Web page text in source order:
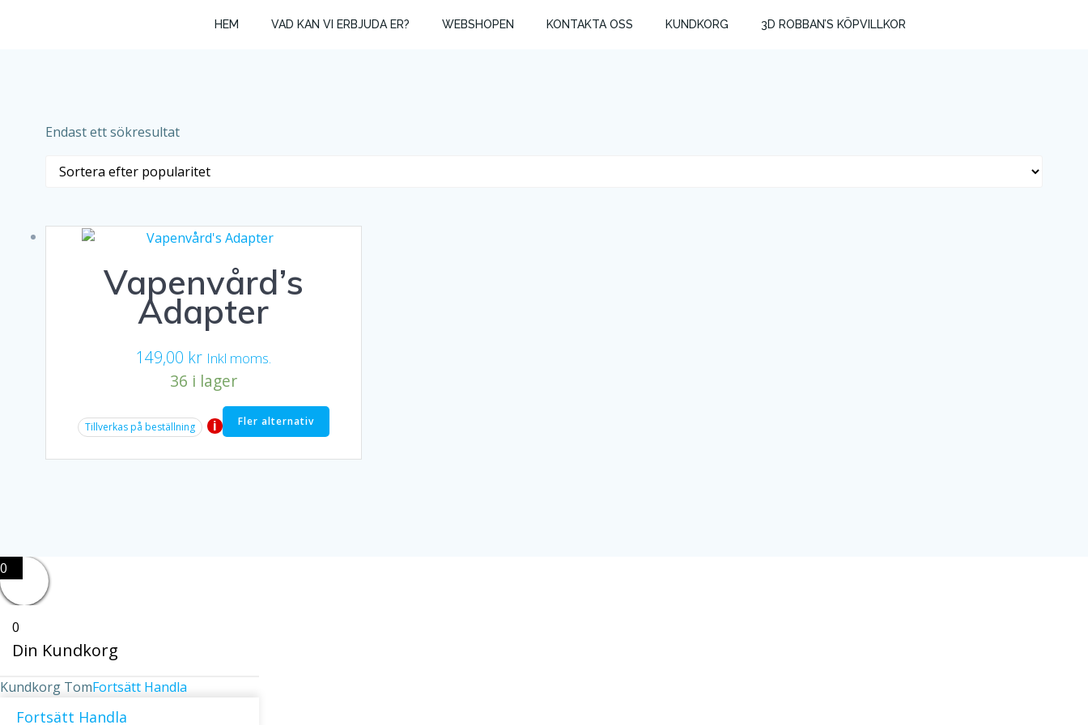
HEM VAD KAN VI ERBJUDA ER? WEBSHOPEN KONTAKTA OSS KUNDKORG 3D ROBBAN’S KÖPVILLKOR
Endast ett sökresultat
Vapenvård’s
Adapter
149,00 kr Inkl moms.
36 i lager
Tillverkas på beställning i Fler alternativ
0
0
Din Kundkorg
Kundkorg TomFortsätt Handla
Fortsätt Handla